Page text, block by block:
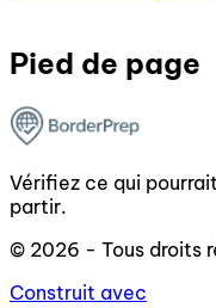
Pied de page
Vérifiez ce qui
partir.
© 2026 - Tous droits
Construit avec